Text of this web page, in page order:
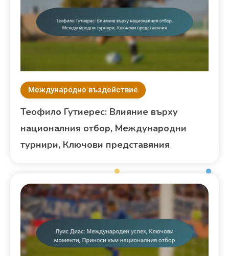
Международно въздействие
Теофило Гутиерес: Влияние върху
националния отбор, Международни
турнири, Ключови представяния